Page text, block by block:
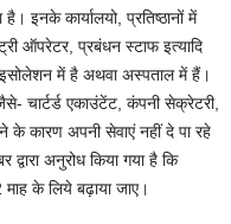
इनके कार्यालयो, प्रतिष्ठानों में
ऑपरेटर, प्रबंधन स्टाफ इत्यादि
में है अथवा अस्पताल में हैं।
चार्टर्ड एकाउंटेंट, कंपनी सेक्रेटरी,
के कारण अपनी सेवाएं नहीं दे पा रहे
द्वारा अनुरोध किया गया है कि
माह के लिये बढ़ाया जाए।